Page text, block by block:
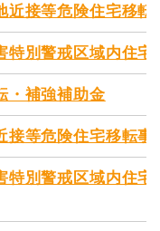
近接等危険住宅移転
特別警戒区域内住宅
・補強補助金
接等危険住宅移転事
特別警戒区域内住宅